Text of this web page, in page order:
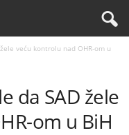
veću kontrolu nad OHR-om u
da SAD žele
om u BiH